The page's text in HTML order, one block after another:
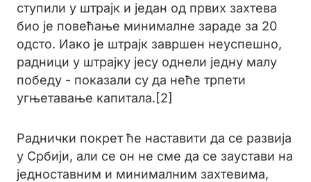
ступили у штрајк и један од првих захтева
био је повећање минималне зараде за 20
одсто. Иако је штрајк завршен неуспешно,
радници у штрајку јесу однели једну малу
победу - показали су да неће трпети
угњетавање капитала.[2]
Раднички покрет ће наставити да се развија
у Србији, али се он не сме да се заустави на
једноставним и минималним захтевима,